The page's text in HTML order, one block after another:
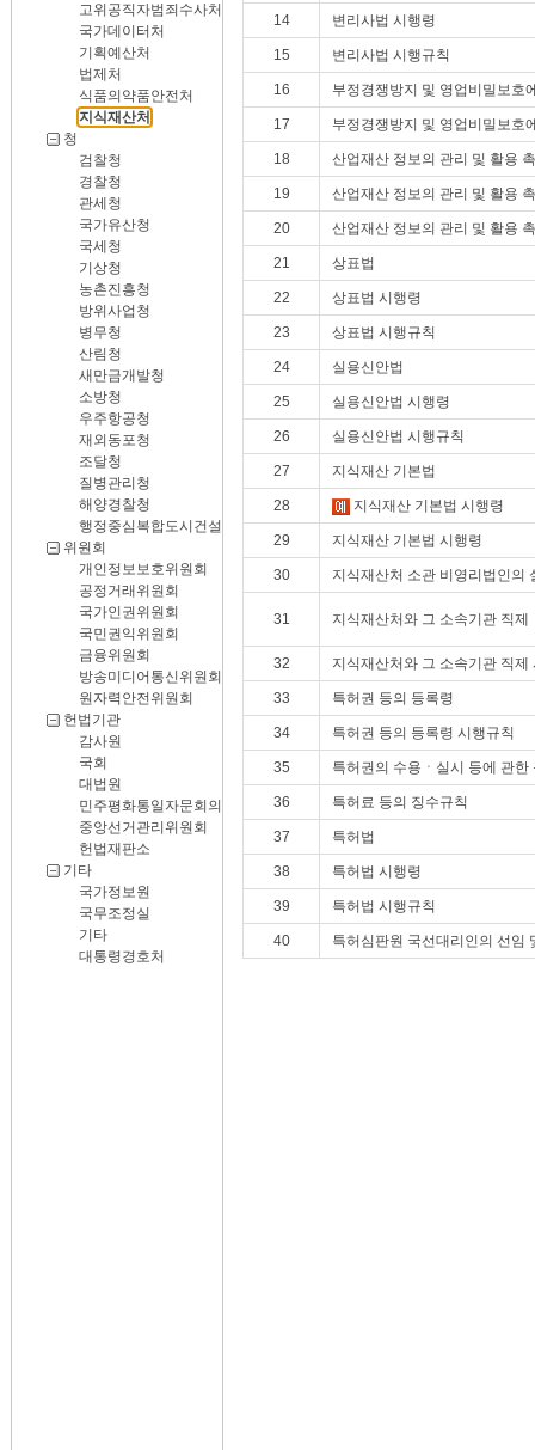
고위공직자범죄수사처
국가데이터처
기획예산처
법제처
식품의약품안전처
지식재산처
청
검찰청
경찰청
관세청
국가유산청
국세청
기상청
농촌진흥청
방위사업청
병무청
산림청
새만금개발청
소방청
우주항공청
재외동포청
조달청
질병관리청
해양경찰청
행정중심복합도시건설청
위원회
개인정보보호위원회
공정거래위원회
국가인권위원회
국민권익위원회
금융위원회
방송미디어통신위원회
원자력안전위원회
헌법기관
감사원
국회
대법원
민주평화통일자문회의
중앙선거관리위원회
헌법재판소
기타
국가정보원
국무조정실
기타
대통령경호처
14 변리사법 시행령
15 변리사법 시행규칙
16 부정경쟁방지 및 영업비밀보호
17 부정경쟁방지 및 영업비밀보호
18 산업재산 정보의 관리 및 활용
19 산업재산 정보의 관리 및 활용
20 산업재산 정보의 관리 및 활용
21 상표법
22 상표법 시행령
23 상표법 시행규칙
24 실용신안법
25 실용신안법 시행령
26 실용신안법 시행규칙
27 지식재산 기본법
28 지식재산 기본법 시행령
29 지식재산 기본법 시행령
30 지식재산처 소관 비영리법인의
31 지식재산처와 그 소속기관 직제
32 지식재산처와 그 소속기관 직제
33 특허권 등의 등록령
34 특허권 등의 등록령 시행규칙
35 특허권의 수용ㆍ실시 등에 관한
36 특허료 등의 징수규칙
37 특허법
38 특허법 시행령
39 특허법 시행규칙
40 특허심판원 국선대리인의 선임